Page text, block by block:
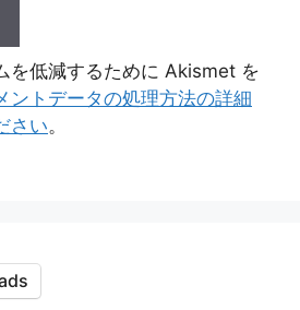
を低減するために Akismet を
ントデータの処理方法の詳細
さい。